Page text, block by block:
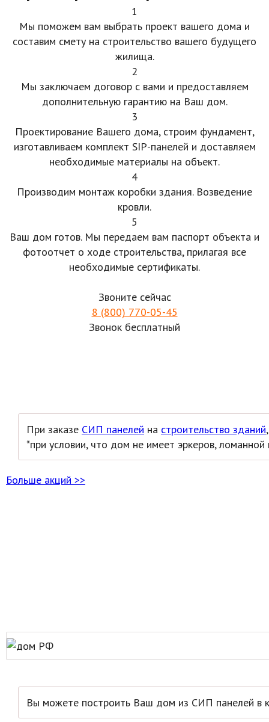
1
Мы поможем вам выбрать проект вашего дома и
составим смету на строительство вашего будущего
жилища.
2
Мы заключаем договор с вами и предоставляем
дополнительную гарантию на Ваш дом.
3
Проектирование Вашего дома, строим фундамент,
изготавливаем комплект SIP-панелей и доставляем
необходимые материалы на объект.
4
Производим монтаж коробки здания. Возведение
кровли.
5
Ваш дом готов. Мы передаем вам паспорт объекта и
фотоотчет о ходе строительства, прилагая все
необходимые сертификаты.
Звоните сейчас
8 (800) 770-05-45
Звонок бесплатный
При заказе СИП панелей на строительство зданий
*при условии, что дом не имеет эркеров,
Больше акций >>
Вы можете построить Ваш дом из СИП панелей в